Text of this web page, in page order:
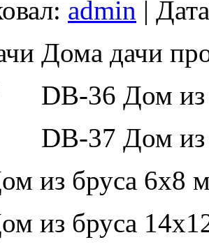
admin |
Дома дачи
DB-36 Дом
DB-37 Дом
из бруса 6х8
из бруса